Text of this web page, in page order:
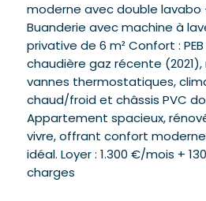
moderne avec double lavabo
Buanderie avec machine à
privative de 6 m² Confort :
chaudière gaz récente
vannes thermostatiques,
chaud/froid et châssis PVC
Appartement spacieux,
vivre, offrant confort
idéal. Loyer : 1.300 €/mois +
charges